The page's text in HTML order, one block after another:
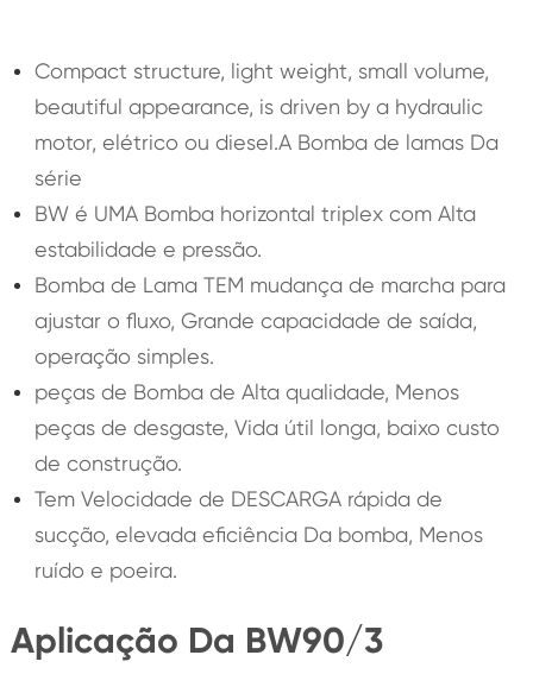
Compact structure, light weight, small volume,
beautiful appearance, is driven by a hydraulic
motor, elétrico ou diesel.A Bomba de lamas Da
série
BW é UMA Bomba horizontal triplex com Alta
estabilidade e pressão.
Bomba de Lama TEM mudança de marcha para
ajustar o fluxo, Grande capacidade de saída,
operação simples.
peças de Bomba de Alta qualidade, Menos
peças de desgaste, Vida útil longa, baixo custo
de construção.
Tem Velocidade de DESCARGA rápida de
sucção, elevada eficiência Da bomba, Menos
ruído e poeira.
Aplicação Da BW90/3